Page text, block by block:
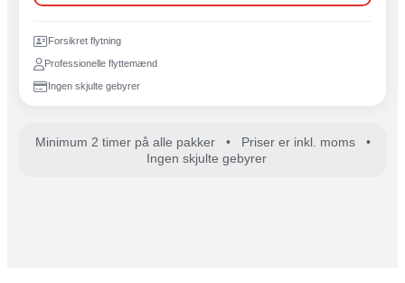
Forsikret flytning
Professionelle flyttemænd
Ingen skjulte gebyrer
Minimum 2 timer på alle pakker • Priser er inkl. moms •
Ingen skjulte gebyrer